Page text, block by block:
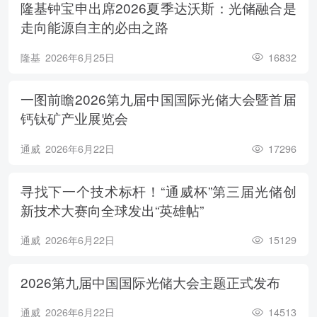
隆基钟宝申出席2026夏季达沃斯：光储融合是
走向能源自主的必由之路
隆基 2026年6月25日 16832
一图前瞻2026第九届中国国际光储大会暨首届
钙钛矿产业展览会
通威 2026年6月22日 17296
寻找下一个技术标杆！“通威杯”第三届光储创
新技术大赛向全球发出“英雄帖”
通威 2026年6月22日 15129
2026第九届中国国际光储大会主题正式发布
通威 2026年6月22日 14513